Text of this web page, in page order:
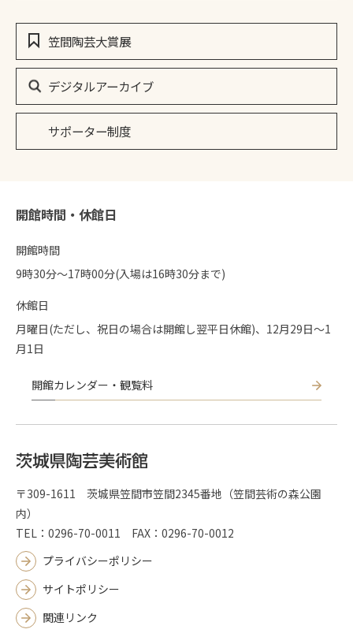
笠間陶芸大賞展
デジタルアーカイブ
サポーター制度
開館時間・休館日
開館時間
9時30分〜17時00分(入場は16時30分まで)
休館日
月曜日(ただし、祝日の場合は開館し翌平日休館)、12月29日～1
月1日
開館カレンダー・観覧料
〒309-1611 茨城県笠間市笠間2345番地（笠間芸術の森公園
内）
TEL：0296-70-0011 FAX：0296-70-0012
プライバシーポリシー
サイトポリシー
関連リンク